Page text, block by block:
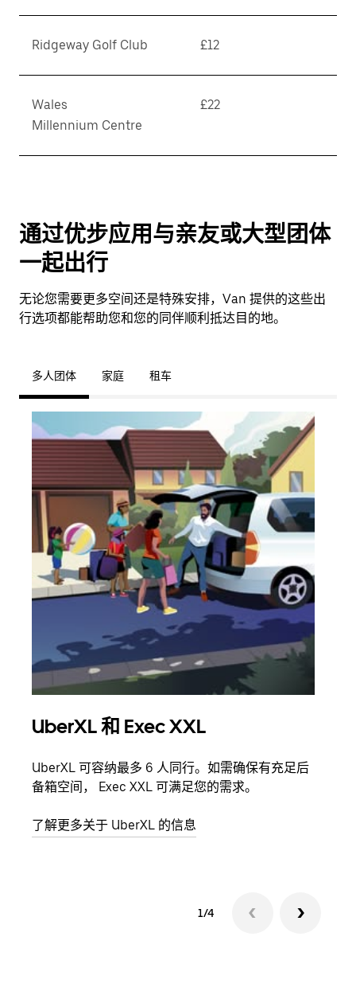
Ridgeway Golf Club £12
Wales
Millennium Centre
£22
通过优步应用与亲友或大型团体
一起出行
无论您需要更多空间还是特殊安排，Van 提供的这些出
行选项都能帮助您和您的同伴顺利抵达目的地。
多人团体 家庭 租车
UberXL 和 Exec XXL
UberXL 可容纳最多 6 人同行。如需确保有充足后
备箱空间， Exec XXL 可满足您的需求。
了解更多关于 UberXL 的信息
1/4